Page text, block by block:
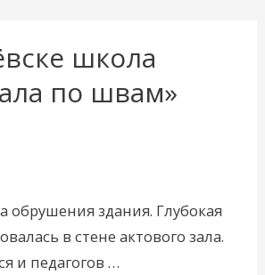
школа
по швам»
обрушения здания. Глубокая
в стене актового зала.
и педагогов …